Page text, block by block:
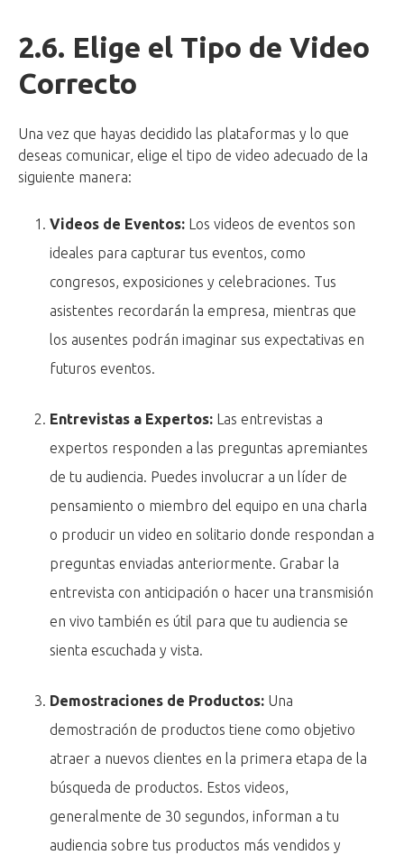
2.6. Elige el Tipo de Video
Correcto
Una vez que hayas decidido las plataformas y lo que
deseas comunicar, elige el tipo de video adecuado de la
siguiente manera:
Videos de Eventos: Los videos de eventos son
ideales para capturar tus eventos, como
congresos, exposiciones y celebraciones. Tus
asistentes recordarán la empresa, mientras que
los ausentes podrán imaginar sus expectativas en
futuros eventos.
Entrevistas a Expertos: Las entrevistas a
expertos responden a las preguntas apremiantes
de tu audiencia. Puedes involucrar a un líder de
pensamiento o miembro del equipo en una charla
o producir un video en solitario donde respondan a
preguntas enviadas anteriormente. Grabar la
entrevista con anticipación o hacer una transmisión
en vivo también es útil para que tu audiencia se
sienta escuchada y vista.
Demostraciones de Productos: Una
demostración de productos tiene como objetivo
atraer a nuevos clientes en la primera etapa de la
búsqueda de productos. Estos videos,
generalmente de 30 segundos, informan a tu
audiencia sobre tus productos más vendidos y